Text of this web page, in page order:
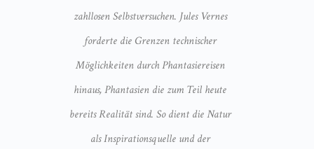
zahllosen Selbstversuchen. Jules Vernes
forderte die Grenzen technischer
Möglichkeiten durch Phantasiereisen
hinaus, Phantasien die zum Teil heute
bereits Realität sind. So dient die Natur
als Inspirationsquelle und der